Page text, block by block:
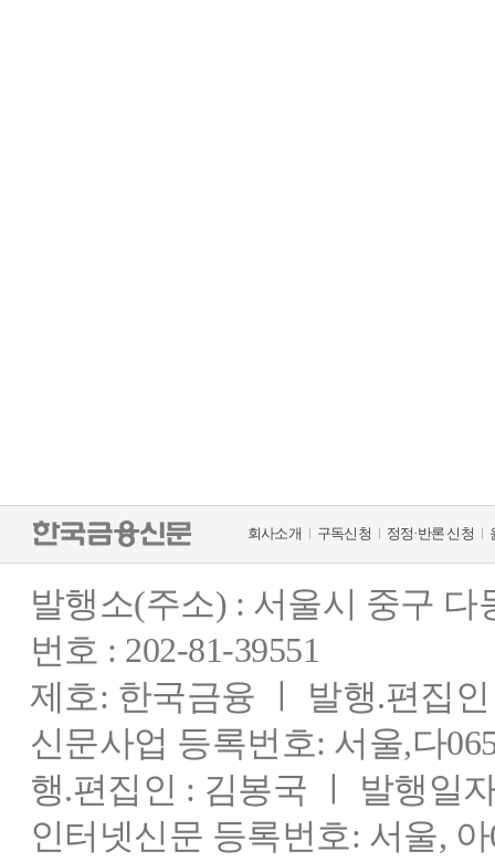
회사소개 구독신청 정정·반론 신청
발행소(주소) : 서울시 중구
번호 : 202-81-39551
제호: 한국금융 ㅣ 발행.편집
신문사업 등록번호: 서울,다
행.편집인 : 김봉국 ㅣ 발행일
인터넷신문 등록번호: 서울,